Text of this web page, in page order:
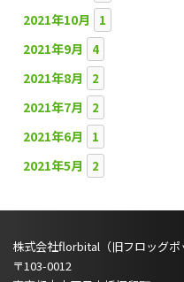
2021年10月 1
2021年9月 4
2021年8月 2
2021年7月 2
2021年6月 1
2021年5月 2
株式会社florbital（旧フロッグポ
〒103-0012